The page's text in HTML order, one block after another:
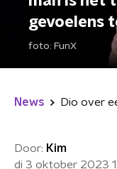
gevoelens
foto: FunX
News
Door: Kim
di 3 oktober 2023